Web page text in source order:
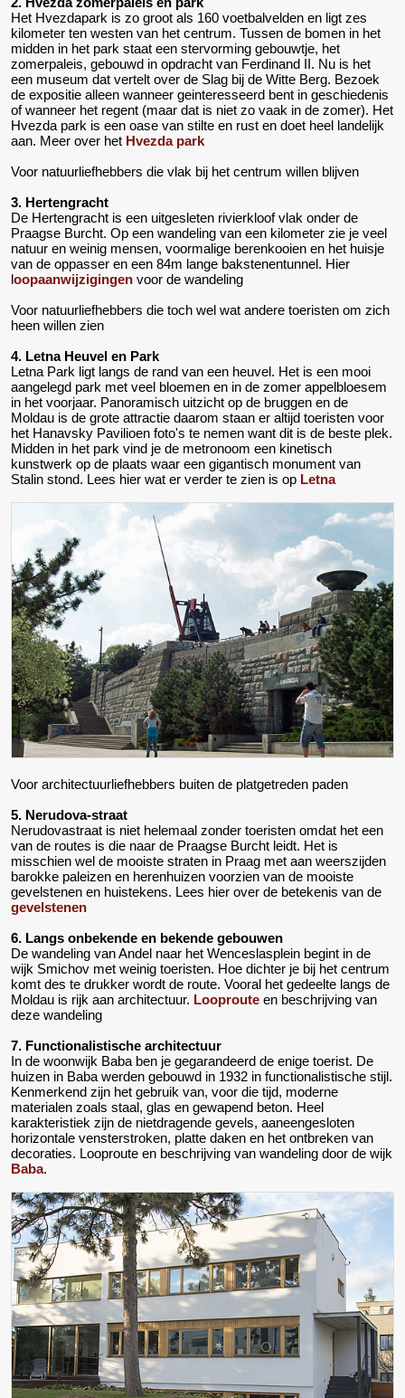
Het Hvezdapark is zo groot als 160 voetbalvelden en ligt zes
kilometer ten westen van het centrum. Tussen de bomen in het
midden in het park staat een stervorming gebouwtje, het
zomerpaleis, gebouwd in opdracht van Ferdinand II. Nu is het
een museum dat vertelt over de Slag bij de Witte Berg. Bezoek
de expositie alleen wanneer geinteresseerd bent in geschiedenis
of wanneer het regent (maar dat is niet zo vaak in de zomer). Het
Hvezda park is een oase van stilte en rust en doet heel landelijk
aan. Meer over het Hvezda park
Voor natuurliefhebbers die vlak bij het centrum willen blijven
3. Hertengracht
De Hertengracht is een uitgesleten rivierkloof vlak onder de
Praagse Burcht. Op een wandeling van een kilometer zie je veel
natuur en weinig mensen, voormalige berenkooien en het huisje
van de oppasser en een 84m lange bakstenentunnel. Hier
loopaanwijzigingen voor de wandeling
Voor natuurliefhebbers die toch wel wat andere toeristen om zich
heen willen zien
4. Letna Heuvel en Park
Letna Park ligt langs de rand van een heuvel. Het is een mooi
aangelegd park met veel bloemen en in de zomer appelbloesem
in het voorjaar. Panoramisch uitzicht op de bruggen en de
Moldau is de grote attractie daarom staan er altijd toeristen voor
het Hanavsky Pavilioen foto's te nemen want dit is de beste plek.
Midden in het park vind je de metronoom een kinetisch
kunstwerk op de plaats waar een gigantisch monument van
Stalin stond. Lees hier wat er verder te zien is op Letna
Voor architectuurliefhebbers buiten de platgetreden paden
5. Nerudova-straat
Nerudovastraat is niet helemaal zonder toeristen omdat het een
van de routes is die naar de Praagse Burcht leidt. Het is
misschien wel de mooiste straten in Praag met aan weerszijden
barokke paleizen en herenhuizen voorzien van de mooiste
gevelstenen en huistekens. Lees hier over de betekenis van de
gevelstenen
6. Langs onbekende en bekende gebouwen
De wandeling van Andel naar het Wenceslasplein begint in de
wijk Smichov met weinig toeristen. Hoe dichter je bij het centrum
komt des te drukker wordt de route. Vooral het gedeelte langs de
Moldau is rijk aan architectuur. Looproute en beschrijving van
deze wandeling
7. Functionalistische architectuur
In de woonwijk Baba ben je gegarandeerd de enige toerist. De
huizen in Baba werden gebouwd in 1932 in functionalistische stijl.
Kenmerkend zijn het gebruik van, voor die tijd, moderne
materialen zoals staal, glas en gewapend beton. Heel
karakteristiek zijn de nietdragende gevels, aaneengesloten
horizontale vensterstroken, platte daken en het ontbreken van
decoraties. Looproute en beschrijving van wandeling door de wijk
Baba.